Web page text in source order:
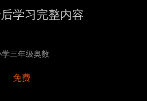
学习完整内容
学三年级奥数
免费